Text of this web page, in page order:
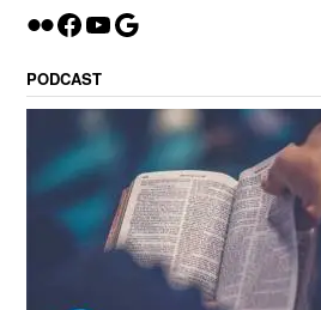
Flickr
Facebook
YouTube
Google
PODCAST